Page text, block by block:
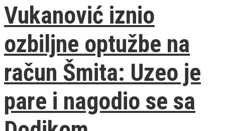
Vukanović iznio
ozbiljne optužbe na
račun Šmita: Uzeo je
pare i nagodio se sa